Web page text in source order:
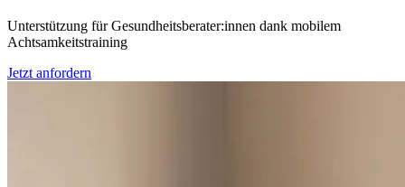
Unterstützung für Gesundheitsberater:innen dank mobilem
Achtsamkeitstraining
Jetzt anfordern